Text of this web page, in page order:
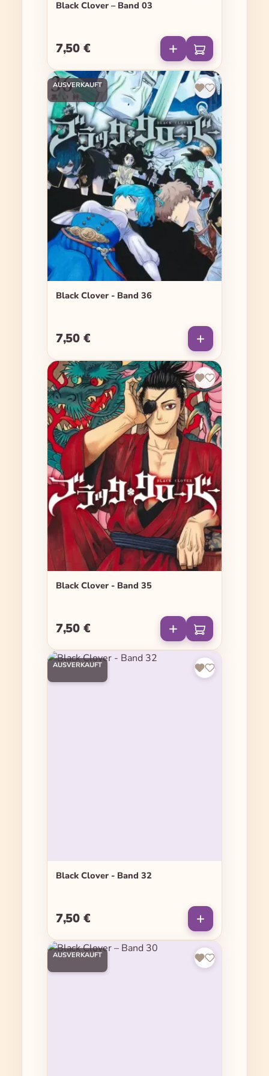
Black Clover – Band 03
Regulärer Preis:
7,50 €
AUSVERKAUFT
Black Clover - Band 36
Regulärer Preis:
7,50 €
Black Clover - Band 35
Regulärer Preis:
7,50 €
AUSVERKAUFT
Black Clover - Band 32
Regulärer Preis:
7,50 €
AUSVERKAUFT